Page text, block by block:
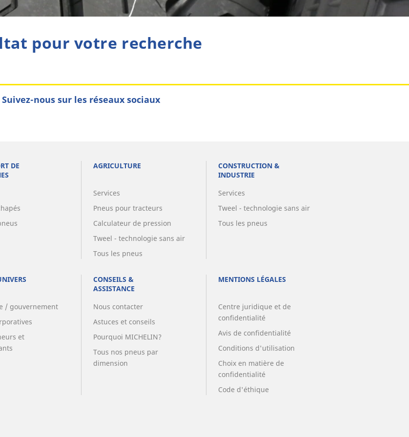
Aviation
pour votre recherche
Suivez-nous sur les réseaux sociaux
DE
AGRICULTURE
Services
Pneus pour tracteurs
Calculateur de pression
Tweel - technologie sans air
Tous les pneus
CONSTRUCTION &
INDUSTRIE
Services
Tweel - technologie sans air
Tous les pneus
/ gouvernement
et
CONSEILS &
ASSISTANCE
Nous contacter
Astuces et conseils
Pourquoi MICHELIN?
Tous nos pneus par
dimension
MENTIONS LÉGALES
Centre juridique et de
confidentialité
Avis de confidentialité
Conditions d'utilisation
Choix en matière de
confidentialité
Code d'éthique